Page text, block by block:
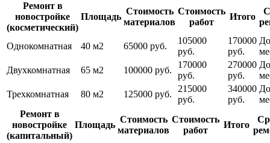
Ремонт в
новостройке
(косметический)
Площадь
Стоимость
материалов
Стоимость
работ
Итого
Однокомнатная 40 м2 65000 руб.
105000
руб.
170000
руб.
Двухкомнатная
65 м2 100000 руб.
170000
руб.
270000
руб.
Трехкомнатная
80 м2 125000 руб.
215000
руб.
340000
руб.
Ремонт в
новостройке
(капитальный)
Площадь
Стоимость
материалов
Стоимость
работ
Итого